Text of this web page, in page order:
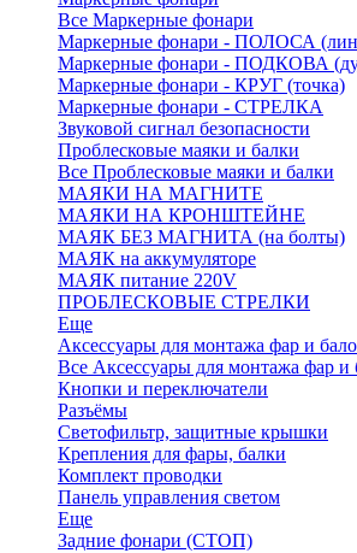
Все Маркерные фонари
Маркерные фонари - ПОЛОСА
Маркерные фонари - ПОДКОВА
Маркерные фонари - КРУГ (точка)
Маркерные фонари - СТРЕЛКА
Звуковой сигнал безопасности
Проблесковые маяки и балки
Все Проблесковые маяки и балки
МАЯКИ НА МАГНИТЕ
МАЯКИ НА КРОНШТЕЙНЕ
МАЯК БЕЗ МАГНИТА (на болты)
МАЯК на аккумуляторе
МАЯК питание 220V
ПРОБЛЕСКОВЫЕ СТРЕЛКИ
Еще
Аксессуары для монтажа фар и
Все Аксессуары для монтажа фар и
Кнопки и переключатели
Разъёмы
Светофильтр, защитные крышки
Крепления для фары, балки
Комплект проводки
Панель управления светом
Еще
Задние фонари (СТОП)